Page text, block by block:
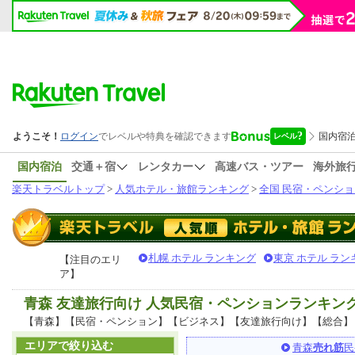
国内宿泊 交通＋宿 レンタカー 高速バス・ツアー
海外旅
楽天トラベルトップ> 人気ホテル・旅館ランキング > 全国 民宿・ペンシ
【注目のエリ
ア】
札幌 ホテル ランキング 東京 ホテル ラン
青森 友達旅行向け 人気民宿・ペンションランキン
【青森】【民宿・ペンション】【ビジネス】【友達旅行向け】【総合】
青森売れ筋
エリアで絞り込む